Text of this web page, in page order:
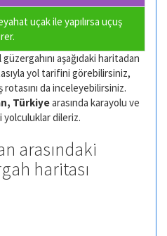
uçak ile yapılırsa uçuş
güzergahını aşağıdaki haritadan
yol tarifini görebilirsiniz,
da inceleyebilirsiniz.
Türkiyearasında karayolu ve
yolculuklar dileriz.
arasındaki
haritası